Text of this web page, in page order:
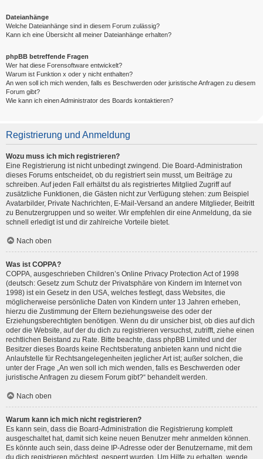
Dateianhänge
Welche Dateianhänge sind in diesem Forum zulässig?
Kann ich eine Übersicht all meiner Dateianhänge erhalten?
phpBB betreffende Fragen
Wer hat diese Forensoftware entwickelt?
Warum ist Funktion x oder y nicht enthalten?
An wen soll ich mich wenden, falls es Beschwerden oder juristische Anfragen zu diesem
Forum gibt?
Wie kann ich einen Administrator des Boards kontaktieren?
Registrierung und Anmeldung
Wozu muss ich mich registrieren?
Eine Registrierung ist nicht unbedingt zwingend. Die Board-Administration
dieses Forums entscheidet, ob du registriert sein musst, um Beiträge zu
schreiben. Auf jeden Fall erhältst du als registriertes Mitglied Zugriff auf
zusätzliche Funktionen, die Gästen nicht zur Verfügung stehen: zum Beispiel
Avatarbilder, Private Nachrichten, E-Mail-Versand an andere Mitglieder, Beitritt
zu Benutzergruppen und so weiter. Wir empfehlen dir eine Anmeldung, da sie
schnell erledigt ist und dir zahlreiche Vorteile bietet.
Nach oben
Was ist COPPA?
COPPA, ausgeschrieben Children’s Online Privacy Protection Act of 1998
(deutsch: Gesetz zum Schutz der Privatsphäre von Kindern im Internet von
1998) ist ein Gesetz in den USA, welches festlegt, dass Websites, die
möglicherweise persönliche Daten von Kindern unter 13 Jahren erheben,
hierzu die Zustimmung der Eltern beziehungsweise des oder der
Erziehungsberechtigten benötigen. Wenn du dir unsicher bist, ob dies auf dich
oder die Website, auf der du dich zu registrieren versuchst, zutrifft, ziehe einen
rechtlichen Beistand zu Rate. Bitte beachte, dass phpBB Limited und der
Besitzer dieses Boards keine Rechtsberatung anbieten kann und nicht die
Anlaufstelle für Rechtsangelegenheiten jeglicher Art ist; außer solchen, die
unter der Frage „An wen soll ich mich wenden, falls es Beschwerden oder
juristische Anfragen zu diesem Forum gibt?“ behandelt werden.
Nach oben
Warum kann ich mich nicht registrieren?
Es kann sein, dass die Board-Administration die Registrierung komplett
ausgeschaltet hat, damit sich keine neuen Benutzer mehr anmelden können.
Es könnte auch sein, dass deine IP-Adresse oder der Benutzername, mit dem
du dich registrieren möchtest, gesperrt wurden. Um Hilfe zu erhalten, wende